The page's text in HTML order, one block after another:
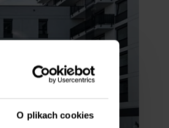
O plikach cookies